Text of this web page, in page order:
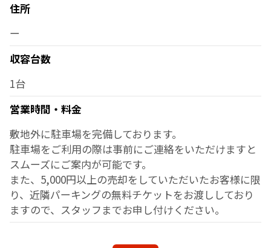
住所
ー
収容台数
1台
営業時間・料金
敷地外に駐車場を完備しております。
駐車場をご利用の際は事前にご連絡をいただけますと
スムーズにご案内が可能です。
また、5,000円以上の売却をしていただいたお客様に限
り、近隣パーキングの無料チケットをお渡ししており
ますので、スタッフまでお申し付けください。